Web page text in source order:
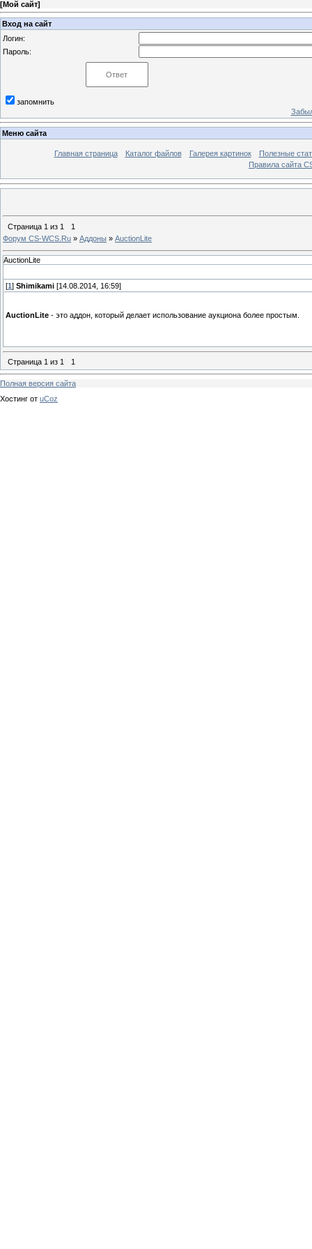
[Мой сайт]
Вход на сайт
Логин:
Пароль:
запомнить
Меню сайта
Главная страница Каталог файлов Галерея картинок
Полезные
Правила сайта
Страница 1 из 1
1
Форум CS-WCS.Ru » Аддоны » AuctionLite
AuctionLite
[1 ] Shimikami [14.08.2014, 16:59]
AuctionLite - это аддон, который делает использование аукциона более простым.
Страница 1 из 1 1
Полная версия сайта
Хостинг от uCoz